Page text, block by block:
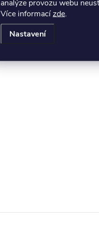
analýze provozu webu
Více informacízde.
Nastavení